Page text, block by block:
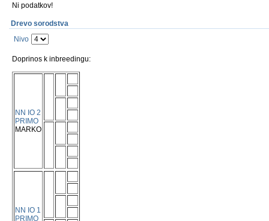
Ni podatkov!
Drevo sorodstva
Nivo
Doprinos k inbreedingu:
NN IO 2
PRIMO
MARKO
NN IO 1
PRIMO